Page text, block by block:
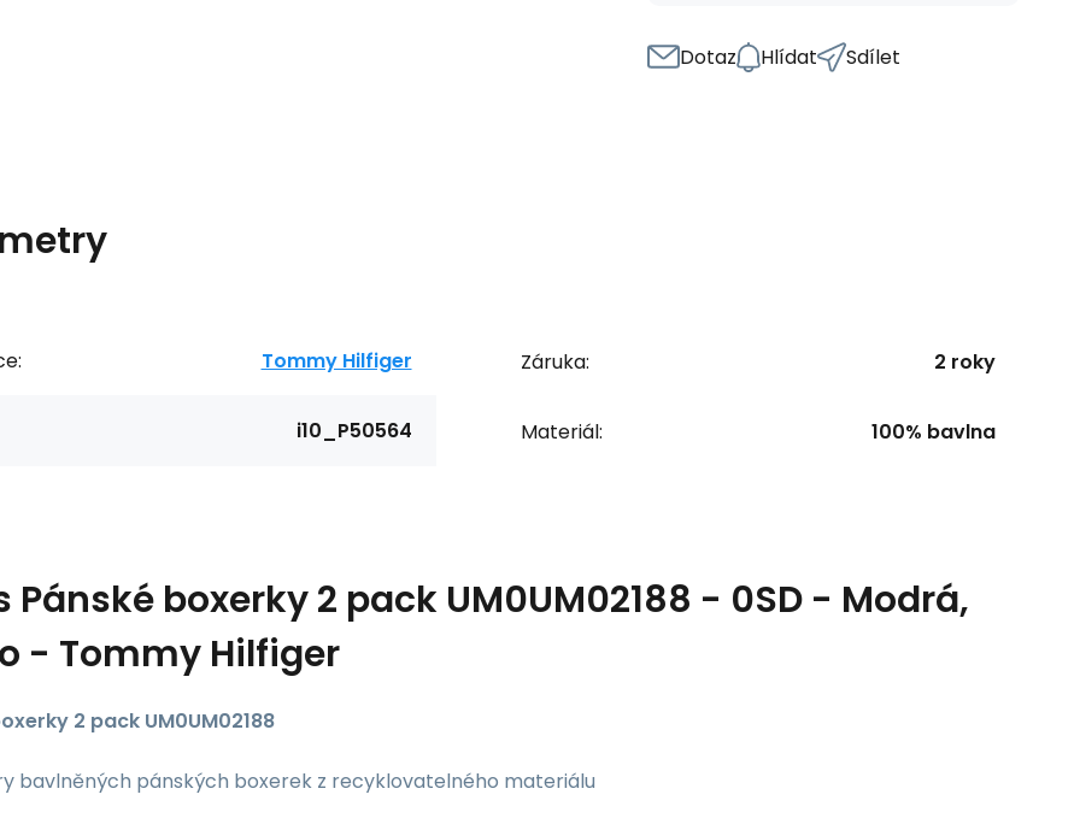
Dotaz Hlídat Sdílet
Tommy Hilfiger
i10_P50564
Záruka: 2 roky
Materiál: 100% bavlna
Pánské boxerky 2 pack UM0UM02188 - 0SD - Modrá,
- Tommy Hilfiger
2 pack UM0UM02188
bavlněných pánských boxerek z recyklovatelného materiálu